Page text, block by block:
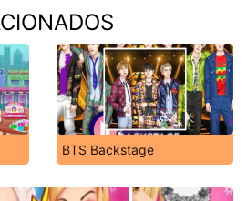
BTS Backstage